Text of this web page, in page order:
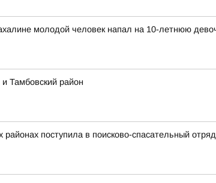
молодой человек напал на 10-летнюю
Тамбовский район
поступила в поисково-спасательный